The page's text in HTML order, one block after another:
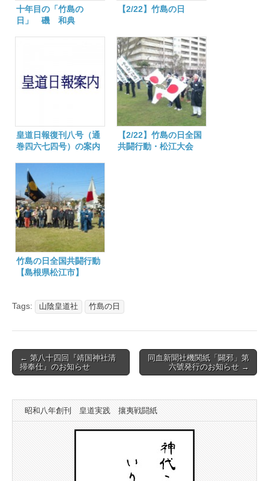
十年目の「竹島の
日」 磯 和典
【2/22】竹島の日
皇道日報復刊八号（通
巻四六七四号）の案内
【2/22】竹島の日全国
共闘行動・松江大会
竹島の日全国共闘行動
【島根県松江市】
Tags: 山陰皇道社 竹島の日
Post
navigation
← 第八十四回『靖国神社清
掃奉仕』のお知らせ
同血新聞社機関紙「闢邪」第
六號発行のお知らせ →
昭和八年創刊 皇道実践 攘夷戦闘紙